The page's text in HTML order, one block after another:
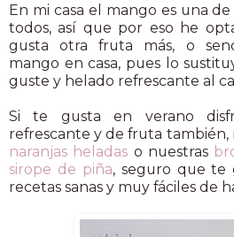
En mi casa el mango es una
todos, así que por eso he
gusta otra fruta más, o
mango en casa, pues lo
guste y helado refrescante al
Si te gusta en verano
refrescante y de fruta también,
naranjas heladas o nuestras
sirope de piña, seguro que te
recetas sanas y muy fáciles de